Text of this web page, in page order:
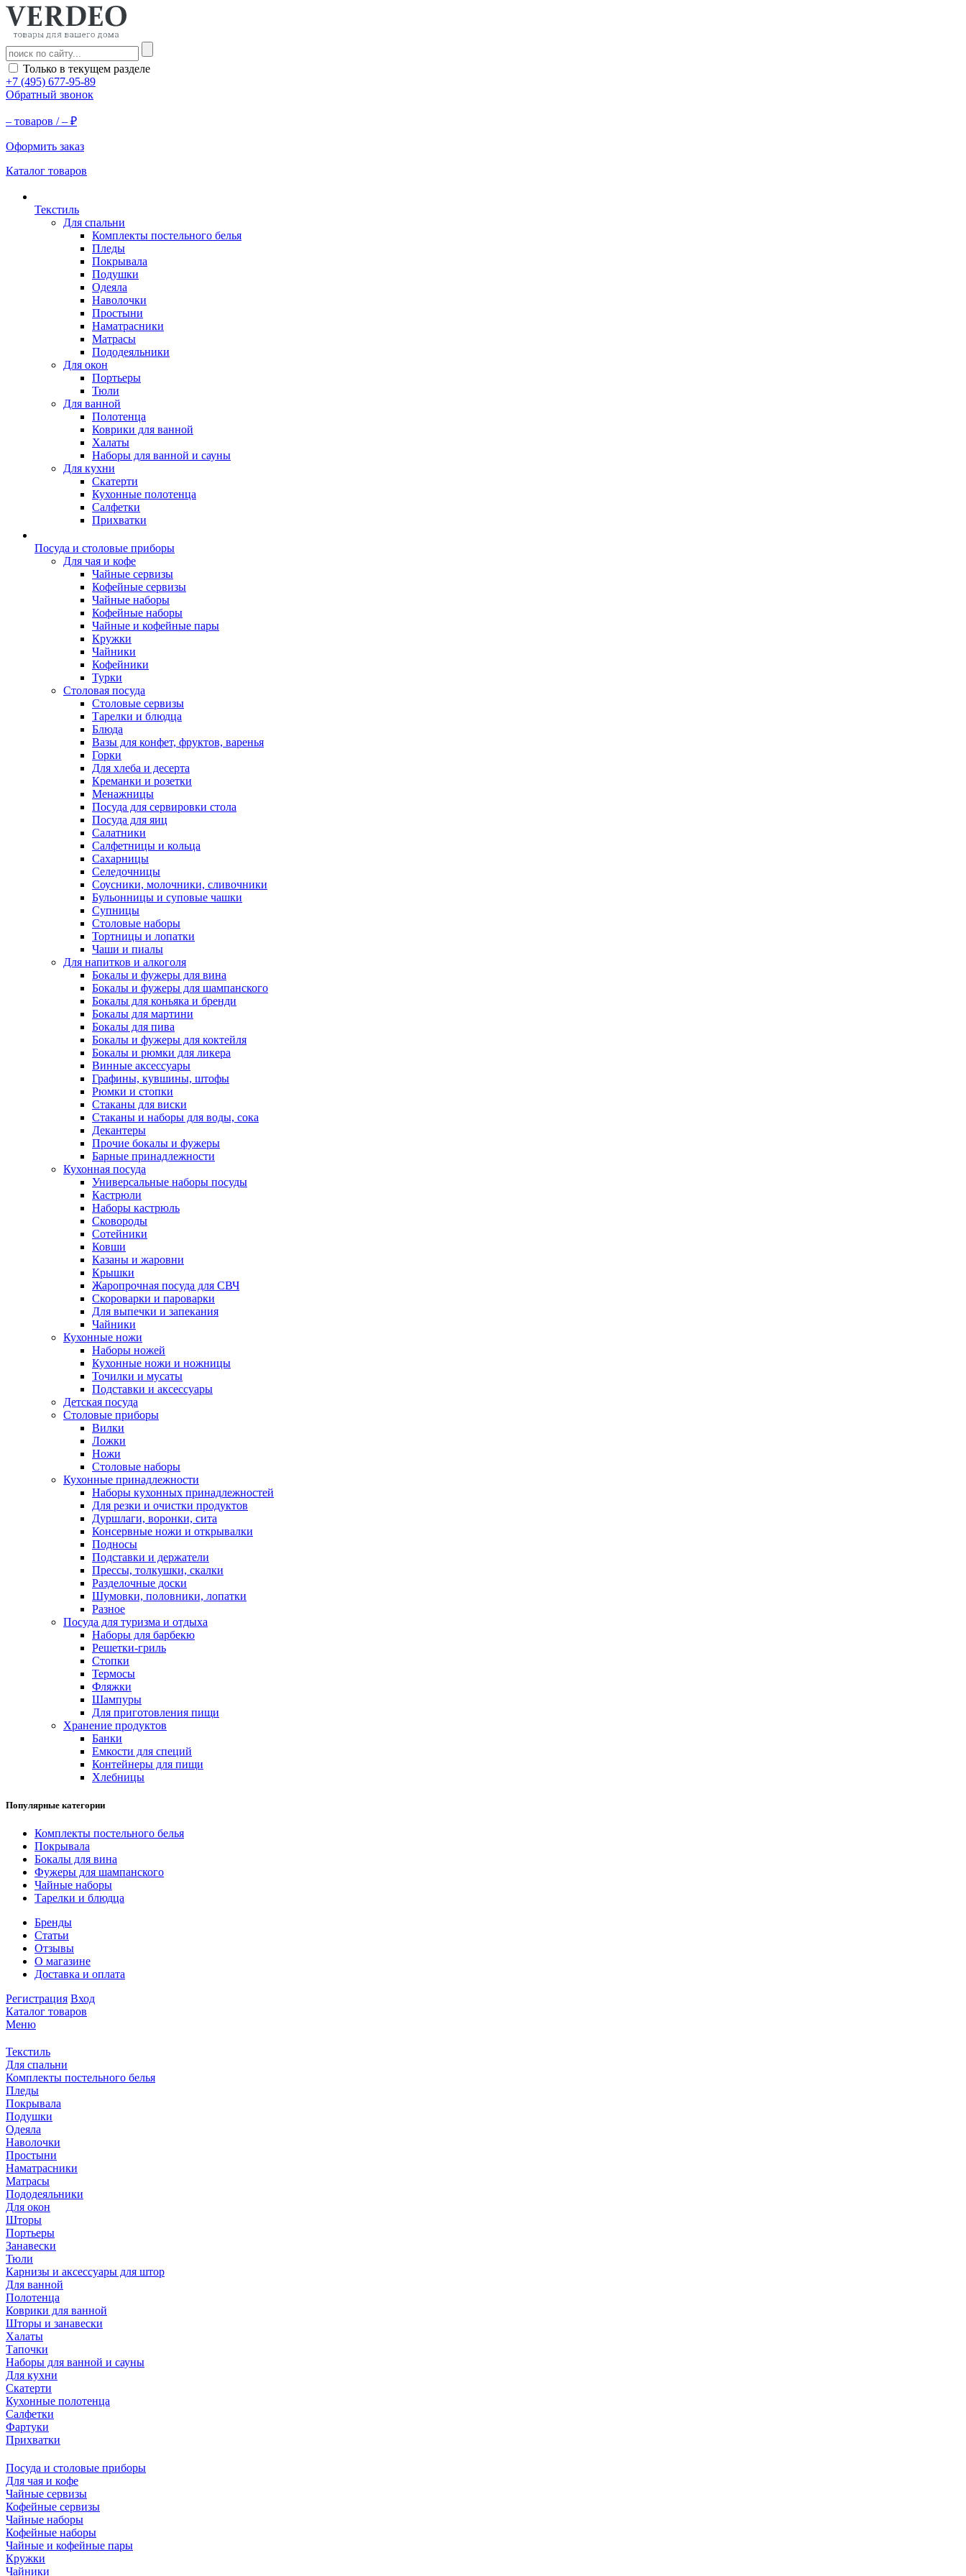
Только в текущем разделе
+7 (495) 677-95-89
Обратный звонок
– товаров /– ₽
Оформить заказ
Каталог товаров
Текстиль
Для спальни
Комплекты постельного белья
Пледы
Покрывала
Подушки
Одеяла
Наволочки
Простыни
Наматрасники
Матрасы
Пододеяльники
Для окон
Портьеры
Тюли
Для ванной
Полотенца
Коврики для ванной
Халаты
Наборы для ванной и сауны
Для кухни
Скатерти
Кухонные полотенца
Салфетки
Прихватки
Посуда и столовые приборы
Для чая и кофе
Чайные сервизы
Кофейные сервизы
Чайные наборы
Кофейные наборы
Чайные и кофейные пары
Кружки
Чайники
Кофейники
Турки
Столовая посуда
Столовые сервизы
Тарелки и блюдца
Блюда
Вазы для конфет, фруктов, варенья
Горки
Для хлеба и десерта
Креманки и розетки
Менажницы
Посуда для сервировки стола
Посуда для яиц
Салатники
Салфетницы и кольца
Сахарницы
Селедочницы
Соусники, молочники, сливочники
Бульонницы и суповые чашки
Супницы
Столовые наборы
Тортницы и лопатки
Чаши и пиалы
Для напитков и алкоголя
Бокалы и фужеры для вина
Бокалы и фужеры для шампанского
Бокалы для коньяка и бренди
Бокалы для мартини
Бокалы для пива
Бокалы и фужеры для коктейля
Бокалы и рюмки для ликера
Винные аксессуары
Графины, кувшины, штофы
Рюмки и стопки
Стаканы для виски
Стаканы и наборы для воды, сока
Декантеры
Прочие бокалы и фужеры
Барные принадлежности
Кухонная посуда
Универсальные наборы посуды
Кастрюли
Наборы кастрюль
Сковороды
Сотейники
Ковши
Казаны и жаровни
Крышки
Жаропрочная посуда для СВЧ
Скороварки и пароварки
Для выпечки и запекания
Чайники
Кухонные ножи
Наборы ножей
Кухонные ножи и ножницы
Точилки и мусаты
Подставки и аксессуары
Детская посуда
Столовые приборы
Вилки
Ложки
Ножи
Столовые наборы
Кухонные принадлежности
Наборы кухонных принадлежностей
Для резки и очистки продуктов
Дуршлаги, воронки, сита
Консервные ножи и открывалки
Подносы
Подставки и держатели
Прессы, толкушки, скалки
Разделочные доски
Шумовки, половники, лопатки
Разное
Посуда для туризма и отдыха
Наборы для барбекю
Решетки-гриль
Стопки
Термосы
Фляжки
Шампуры
Для приготовления пищи
Хранение продуктов
Банки
Емкости для специй
Контейнеры для пищи
Хлебницы
Популярные категории
Комплекты постельного белья
Покрывала
Бокалы для вина
Фужеры для шампанского
Чайные наборы
Тарелки и блюдца
Бренды
Статьи
Отзывы
О магазине
Доставка и оплата
Регистрация Вход
Каталог товаров
Меню
Текстиль
Для спальни
Комплекты постельного белья
Пледы
Покрывала
Подушки
Одеяла
Наволочки
Простыни
Наматрасники
Матрасы
Пододеяльники
Для окон
Шторы
Портьеры
Занавески
Тюли
Карнизы и аксессуары для штор
Для ванной
Полотенца
Коврики для ванной
Шторы и занавески
Халаты
Тапочки
Наборы для ванной и сауны
Для кухни
Скатерти
Кухонные полотенца
Салфетки
Фартуки
Прихватки
Посуда и столовые приборы
Для чая и кофе
Чайные сервизы
Кофейные сервизы
Чайные наборы
Кофейные наборы
Чайные и кофейные пары
Кружки
Чайники